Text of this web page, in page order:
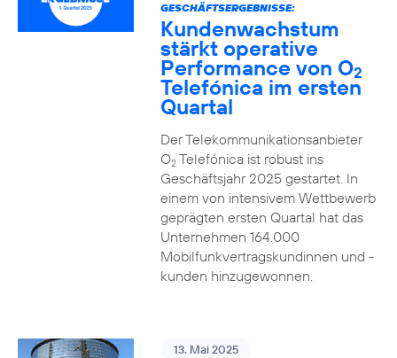
GESCHÄFTSERGEBNISSE:
Kundenwachstum
stärkt operative
Performance von O2
Telefónica im ersten
Quartal
Der Telekommunikationsanbieter
O2Telefónica ist robust ins
Geschäftsjahr 2025 gestartet. In
einem von intensivem Wettbewerb
geprägten ersten Quartal hat das
Unternehmen 164.000
Mobilfunkvertragskundinnen und -
kunden hinzugewonnen.
13. Mai 2025